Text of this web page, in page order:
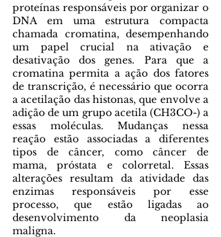
proteínas responsáveis por organizar o
DNA em uma estrutura compacta
chamada cromatina, desempenhando
um papel crucial na ativação e
desativação dos genes. Para que a
cromatina permita a ação dos fatores
de transcrição, é necessário que ocorra
a acetilação das histonas, que envolve a
adição de um grupo acetila (CH3CO-) a
essas moléculas. Mudanças nessa
reação estão associadas a diferentes
tipos de câncer, como câncer de
mama, próstata e colorretal. Essas
alterações resultam da atividade das
enzimas responsáveis por esse
processo, que estão ligadas ao
desenvolvimento da neoplasia
maligna.